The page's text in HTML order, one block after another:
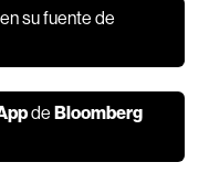
en su fuente de
deBloomberg